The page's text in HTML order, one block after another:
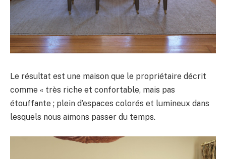
Le résultat est une maison que le propriétaire décrit
comme « très riche et confortable, mais pas
étouffante ; plein d’espaces colorés et lumineux dans
lesquels nous aimons passer du temps.